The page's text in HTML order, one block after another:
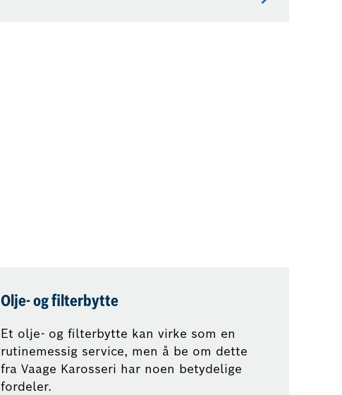
Olje- og filterbytte
Et olje- og filterbytte kan virke som en
rutinemessig service, men å be om dette
fra Vaage Karosseri har noen betydelige
fordeler.